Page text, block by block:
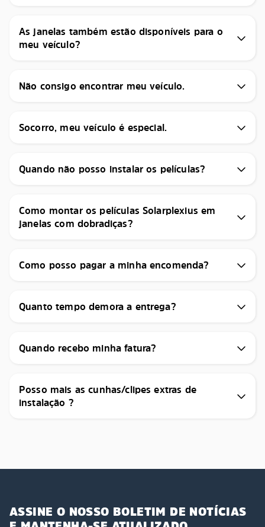
As janelas também estão disponíveis para o
meu veículo?
Não consigo encontrar meu veículo.
Socorro, meu veículo é especial.
Quando não posso instalar os películas?
Como montar os películas Solarplexius em
janelas com dobradiças?
Como posso pagar a minha encomenda?
Quanto tempo demora a entrega?
Quando recebo minha fatura?
Posso mais as cunhas/clipes extras de
instalação ?
ASSINE O NOSSO BOLETIM DE NOTÍCIAS